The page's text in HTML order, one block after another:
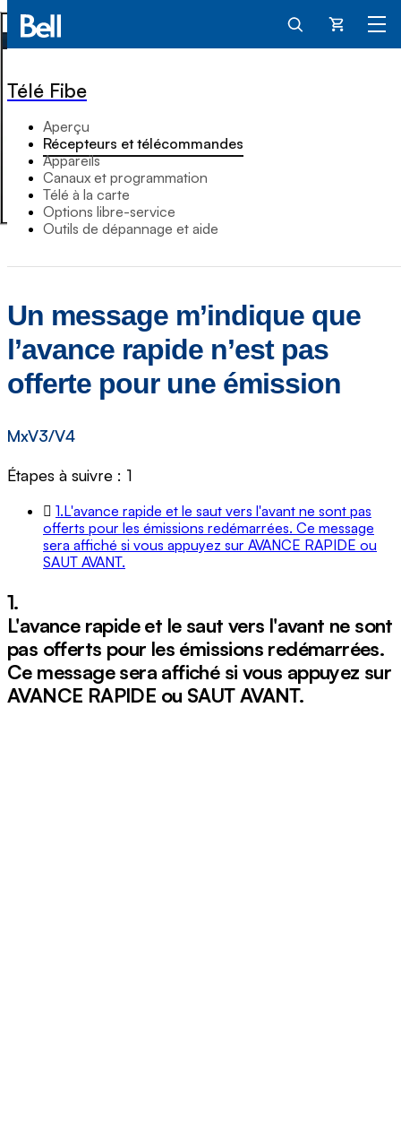
Panier
Télé Fibe
Aperçu
Récepteurs et télécommandes
Appareils
Canaux et programmation
Télé à la carte
Options libre-service
Outils de dépannage et aide
Un message m’indique que
l’avance rapide n’est pas
offerte pour une émission
MxV3/V4
Étapes à suivre : 1
1.L'avance rapide et le saut vers l'avant ne sont pas
offerts pour les émissions redémarrées. Ce message
sera affiché si vous appuyez sur AVANCE RAPIDE ou
SAUT AVANT.
1.
L'avance rapide et le saut vers l'avant ne sont
pas offerts pour les émissions redémarrées.
Ce message sera affiché si vous appuyez sur
AVANCE RAPIDE ou SAUT AVANT.